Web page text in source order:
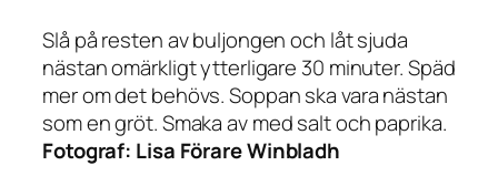
Slå på resten av buljongen och låt sjuda
nästan omärkligt ytterligare 30 minuter. Späd
mer om det behövs. Soppan ska vara nästan
som en gröt. Smaka av med salt och paprika.
Fotograf: Lisa Förare Winbladh